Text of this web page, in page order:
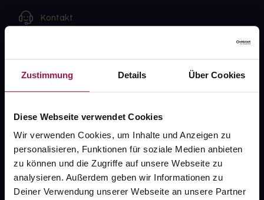
Zustimmung Details Über Cookies
Diese Webseite verwendet Cookies
Wir verwenden Cookies, um Inhalte und Anzeigen zu
personalisieren, Funktionen für soziale Medien anbieten
zu können und die Zugriffe auf unsere Webseite zu
analysieren. Außerdem geben wir Informationen zu
Deiner Verwendung unserer Webseite an unsere Partner
Kontakt
Widerrufsformular
gesund.de
Über uns
Karriere